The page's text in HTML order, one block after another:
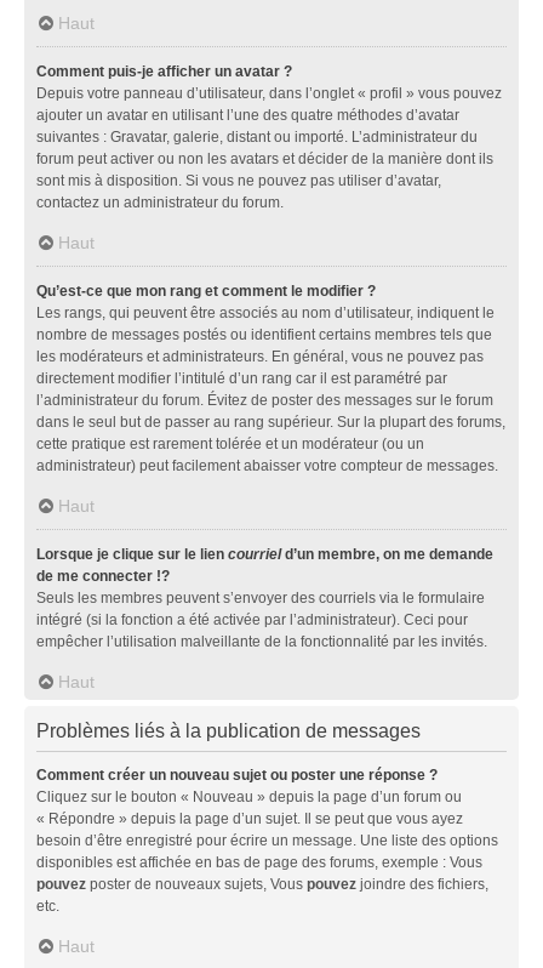
Haut
Comment puis-je afficher un avatar ?
Depuis votre panneau d’utilisateur, dans l’onglet « profil » vous pouvez
ajouter un avatar en utilisant l’une des quatre méthodes d’avatar
suivantes : Gravatar, galerie, distant ou importé. L’administrateur du
forum peut activer ou non les avatars et décider de la manière dont ils
sont mis à disposition. Si vous ne pouvez pas utiliser d’avatar,
contactez un administrateur du forum.
Haut
Qu’est-ce que mon rang et comment le modifier ?
Les rangs, qui peuvent être associés au nom d’utilisateur, indiquent le
nombre de messages postés ou identifient certains membres tels que
les modérateurs et administrateurs. En général, vous ne pouvez pas
directement modifier l’intitulé d’un rang car il est paramétré par
l’administrateur du forum. Évitez de poster des messages sur le forum
dans le seul but de passer au rang supérieur. Sur la plupart des forums,
cette pratique est rarement tolérée et un modérateur (ou un
administrateur) peut facilement abaisser votre compteur de messages.
Haut
Lorsque je clique sur le lien courrield’un membre, on me demande
de me connecter !?
Seuls les membres peuvent s’envoyer des courriels via le formulaire
intégré (si la fonction a été activée par l’administrateur). Ceci pour
empêcher l’utilisation malveillante de la fonctionnalité par les invités.
Haut
Problèmes liés à la publication de messages
Comment créer un nouveau sujet ou poster une réponse ?
Cliquez sur le bouton « Nouveau » depuis la page d’un forum ou
« Répondre » depuis la page d’un sujet. Il se peut que vous ayez
besoin d’être enregistré pour écrire un message. Une liste des options
disponibles est affichée en bas de page des forums, exemple : Vous
pouvez poster de nouveaux sujets, Vous pouvez joindre des fichiers,
etc.
Haut